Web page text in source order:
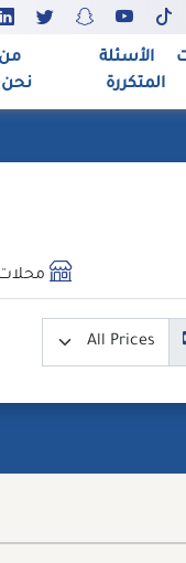
الأسئلة
المتكررة
من
نحن
السعر